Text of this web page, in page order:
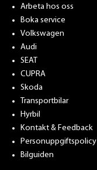
Arbeta hos oss
Boka service
Volkswagen
Audi
SEAT
CUPRA
Skoda
Transportbilar
Hyrbil
Kontakt & Feedback
Personuppgiftspolicy
Bilguiden